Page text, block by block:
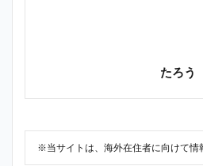
たろう
※当サイトは、海外在住者に向けて情